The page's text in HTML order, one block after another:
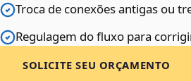
Troca de conexões antigas ou
Regulagem do fluxo para
SOLICITE SEU ORÇAMENTO